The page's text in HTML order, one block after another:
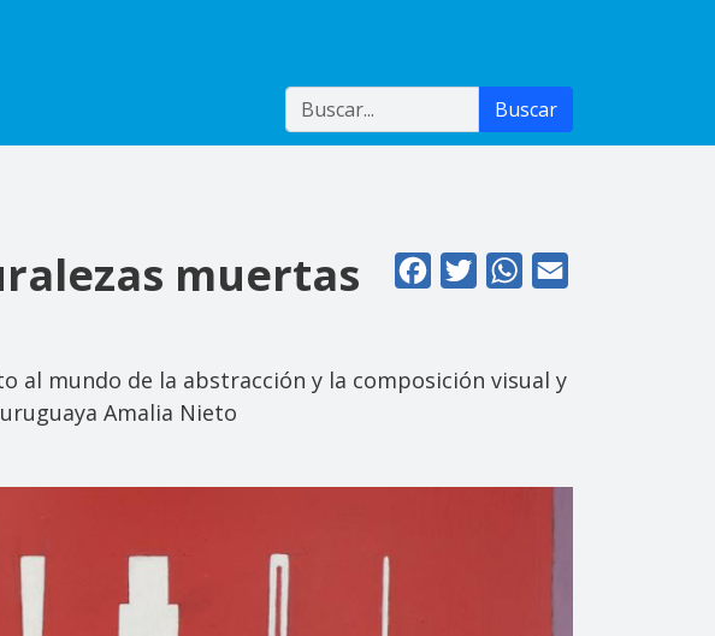
Buscar Buscar
FacebookTwitterWhatsApp
muertas
al mundo de la abstracción y la composición visual y
Amalia Nieto